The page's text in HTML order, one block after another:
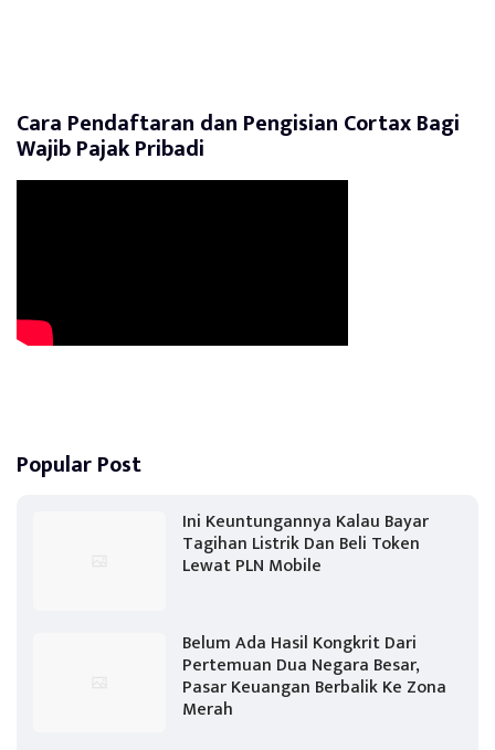
Cara Pendaftaran dan Pengisian Cortax Bagi
Wajib Pajak Pribadi
Popular Post
Ini Keuntungannya Kalau Bayar
Tagihan Listrik Dan Beli Token
Lewat PLN Mobile
Belum Ada Hasil Kongkrit Dari
Pertemuan Dua Negara Besar,
Pasar Keuangan Berbalik Ke Zona
Merah